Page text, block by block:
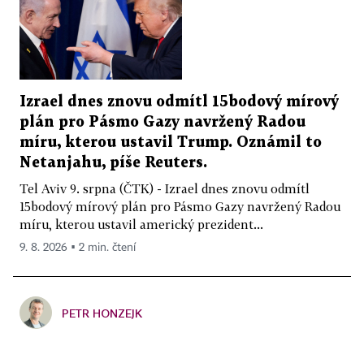
Izrael dnes znovu odmítl 15bodový mírový
plán pro Pásmo Gazy navržený Radou
míru, kterou ustavil Trump. Oznámil to
Netanjahu, píše Reuters.
Tel Aviv 9. srpna (ČTK) - Izrael dnes znovu odmítl
15bodový mírový plán pro Pásmo Gazy navržený Radou
míru, kterou ustavil americký prezident...
9. 8. 2026 ▪ 2 min. čtení
PETR HONZEJK